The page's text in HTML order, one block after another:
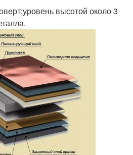
высотой около 3